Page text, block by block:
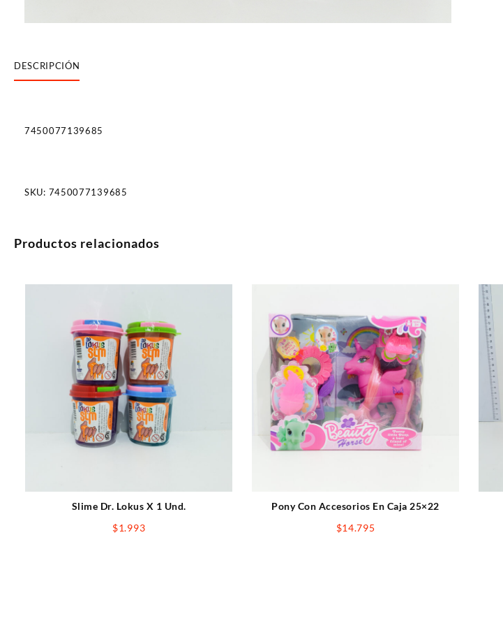
DESCRIPCIÓN
7450077139685
SKU: 7450077139685
Productos relacionados
Slime Dr. Lokus X 1 Und.
$1.993
Pony Con Accesorios En Caja 25×22
$14.795